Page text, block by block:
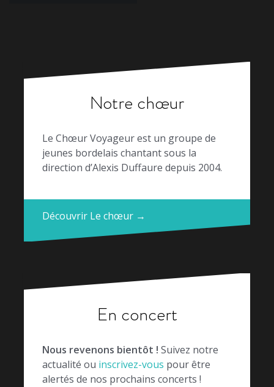
Notre chœur
Le Chœur Voyageur est un groupe de
jeunes bordelais chantant sous la
direction d’Alexis Duffaure depuis 2004.
Découvrir Le chœur →
En concert
Nous revenons bientôt ! Suivez notre
actualité ou inscrivez-vous pour être
alertés de nos prochains concerts !